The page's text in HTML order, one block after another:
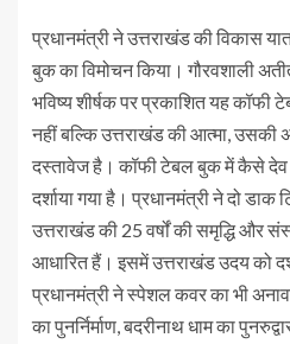
प्रधानमंत्री ने उत्तराखंड की विकास
बुक का विमोचन किया। गौरवशाली
भविष्य शीर्षक पर प्रकाशित यह
नहीं बल्कि उत्तराखंड की आत्मा, उसकी
दस्तावेज है। कॉफी टेबल बुक में कैसे देव
दर्शाया गया है। प्रधानमंत्री ने दो
उत्तराखंड की 25 वर्षों की समृद्धि और
आधारित हैं। इसमें उत्तराखंड उदय को
प्रधानमंत्री ने स्पेशल कवर का भी
का पुनर्निर्माण, बदरीनाथ धाम का